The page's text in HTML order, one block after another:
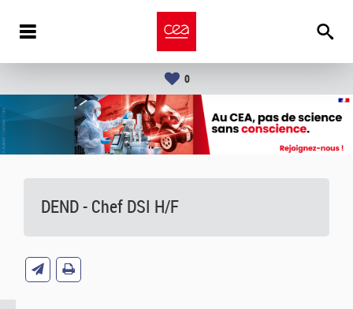
0
DEND - Chef DSI H/F